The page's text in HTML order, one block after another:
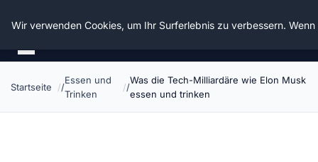
Die Schnitter
Startseite
Essen und
Trinken
Was die Tech-Milliardäre wie Elon Musk
essen und trinken
Wir verwenden Cookies, um Ihr Surferlebnis zu verbessern.